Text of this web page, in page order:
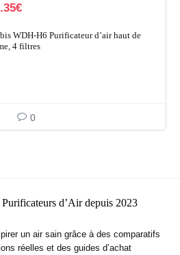
€
WDH-H6 Purificateur d’air haut de
4 filtres
0
d’Air depuis 2023
un air sain grâce à des comparatifs
réelles et des guides d’achat